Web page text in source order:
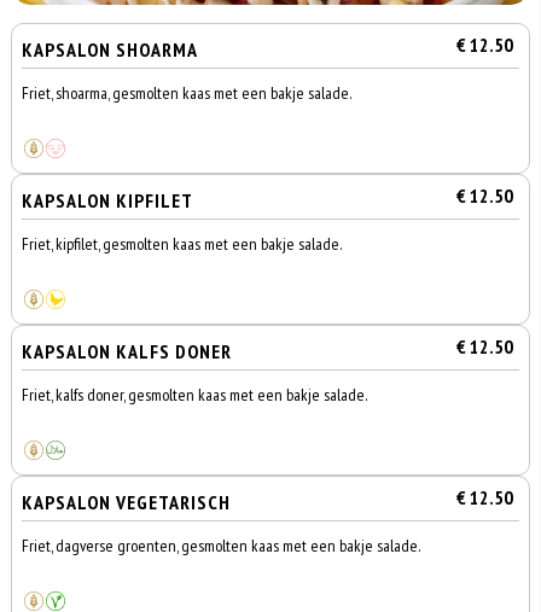
KAPSALON SHOARMA € 12.50
Friet, shoarma, gesmolten kaas met een bakje salade.
KAPSALON KIPFILET € 12.50
Friet, kipfilet, gesmolten kaas met een bakje salade.
KAPSALON KALFS DONER € 12.50
Friet, kalfs doner, gesmolten kaas met een bakje salade.
KAPSALON VEGETARISCH € 12.50
Friet, dagverse groenten, gesmolten kaas met een bakje salade.